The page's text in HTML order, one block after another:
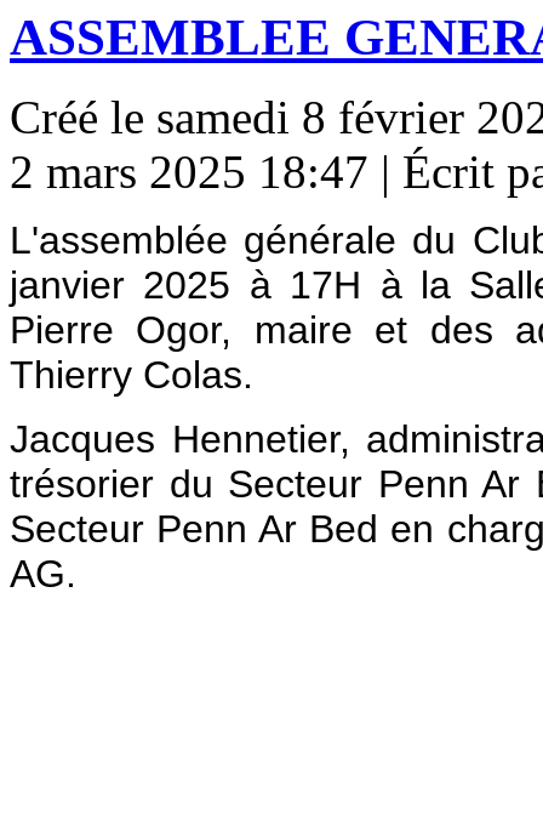
ASSEMBLEE
Créé le samedi 8 février
2 mars 2025 18:47 | Écrit
L'assemblée générale du
janvier 2025 à 17H à la
Pierre Ogor, maire et des
Thierry Colas.
Jacques Hennetier,
trésorier du Secteur Penn
Secteur Penn Ar Bed en
AG.